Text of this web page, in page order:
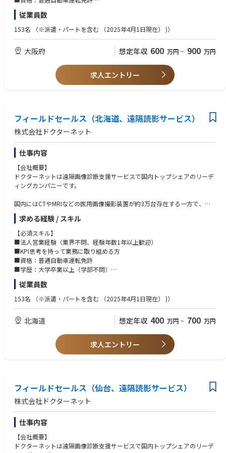
「世界の医療を支える目になる」を企業理念に、医療をテクノロジーによ
り支えるため、AIなど最先端テクノロジーへの投資も積極的に行い、医療
■業界トップクラスのプロダクトで戦える
本ポジションの最大の特徴は、商材の強さです。
■組織を「つくる側」に回れる
完成された大組織ではなく、これから組織力を引き上げていくフェーズの
西日本グループを牽引するポジションです。
営業プロセスの設計やKPI運用、メンバー育成など、自らの手で組織を形
■セールスリーダーとしてのキャリアを築ける
・西日本全域の売上・粗利に責任を持つ経験
・将来的な事業責任者へのキャリアパス
■プレイングマネージャーとして「個」も伸ばせる
メンバー育成だけでなく、自らも重要顧客を担当することで、マネジメン
ト力と営業力を同時に磨けるポジションです。
【業務内容】
西日本フィールドセールスチーム（数名規模）のグループ長として、チー
ムの売上目標達成と組織強化の両方に責任を持つポジションです。
① チームマネジメント
・メンバーの目標設定・進捗管理
・商談同行・案件レビュー・クロージング支援
1・on1を通じた育成・キャリア支援
・採用～オンボーディングへの関与
② 営業組織づくり
③ プレイヤーとしての営業活動
・主要な契約先医療機関への直接提案・受注
・大型案件・重要顧客のマネジメント
・西日本グループの営業戦略の立案・実行
④ 経営との接続
■学歴：大学卒業以上（学部不問）
【歓迎スキル】
■医療業界・ヘルスケア領域での営業またはマネジメント経験
■無形商材/SaaS/ITサービスの営業またはマネジメント経験
■カスタマーサクセス組織との連携・統合経験
■営業プロセス標準化/セールスイネーブルメント経験
【求める人物像】
方
■現状に満足せず、「もっと良くできる方法はないか？」と疑問を持ち、
自ら行動できる方
■失敗を恐れずにチャレンジし、メンバーと共に前向きに成長していける
方
当社の企業理念「世界の医療を支える目になる」に共感し、医療の質の向
上と■人々の健康に貢献したいという想いを持っている方
■西日本エリアの事業成長に責任を持つことに、面白さと意義を感じられ
る方
従業員数
153名 （※派遣・パートを含む （2025年4⽉1⽇現在） )）
大阪府 想定年収 600 万円 ~ 900 万円
求人エントリー
フィールドセールス（北海道、遠隔読影サービス）
株式会社ドクターネット
仕事内容
【会社概要】
ドクターネットは遠隔画像診断支援サービスで国内トップシェアのリーデ
ィングカンパニーです。
国内にはCTやMRIなどの医用画像撮影装置が約3万台存在する一方で、医
用画像を診断できる医師（放射線診断専門医）は約6,000名しかおらず、
適切な診断が迅速に届く症例は全体の3割程度にとどまっています。
また、地域によっては専門医がいないなどの医療格差があるのが実情で、
今や遠隔画像診断は医療インフラとなっております。
当社は1日あたり10,000症例（320万症例/年）の依頼に対応する日本最大
の画像診断拠点となっており、このシステムを正常に稼働させ続けること
います。
「世界の医療を支える目になる」を企業理念に、医療をテクノロジーによ
り支えるため、AIなど最先端テクノロジーへの投資も積極的に行い、医療
業界に貢献し続けています。
【このポジションの魅力】
■業界トップクラスのプロダクトで戦える
か」ではなく、「どう深く入り込むか」で勝負できる環境です。
■営業として、成長を実感出来る環境
・強い商材で「確実に勝つ経験」を積める
・新規受注からアップセルまで一貫して担当できる
誇りを持って業務に取り組める
短期売上だけの営業では身につかない、「売り続けられる営業力」が手に
求める経験 / スキル
【必須スキル】
■法人営業経験（業界不問、経験年数1年以上歓迎）
■KPI思考を持って業務に取り組める方
■資格：普通自動車運転免許
■学歴：大学卒業以上（学部不問）
【歓迎スキル】
■ 新規開拓営業経験
【求める人物像】
■医師や患者さんにとって「本当に役立つサービスとは何か？」を考え、
アイデアを発信できる方
■現状に満足せず、「もっと良くできる方法はないか？」と疑問を持ち、
当社の企業理念「世界の医療を支える目になる」に共感し、医療の質の向
上と人々の健康に貢献したいという想いを持っている方
■社会的意義のある仕事に挑戦しながら、自分自身も成長していきたいと
いう意欲のある方
■営業経験がなくとも、社会人経験があり、営業職にチャレンジしてみた
い方
従業員数
153名 （※派遣・パートを含む （2025年4⽉1⽇現在） )）
北海道 想定年収 400 万円 ~ 700 万円
求人エントリー
フィールドセールス（仙台、遠隔読影サービス）
株式会社ドクターネット
仕事内容
【会社概要】
ドクターネットは遠隔画像診断支援サービスで国内トップシェアのリーデ